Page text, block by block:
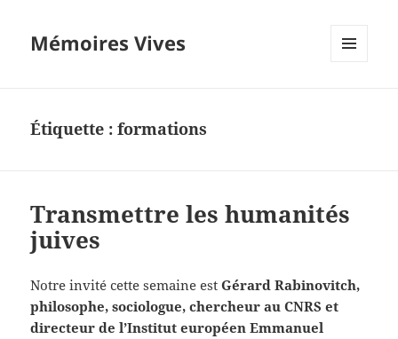
Mémoires Vives
Étiquette :formations
Transmettre les humanités
juives
Notre invité cette semaine estGérard Rabinovitch,
philosophe, sociologue, chercheur au CNRS et
directeur de l’Institut européen Emmanuel